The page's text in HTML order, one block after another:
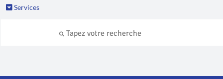
Services